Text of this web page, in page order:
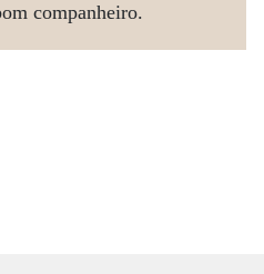
companheiro.